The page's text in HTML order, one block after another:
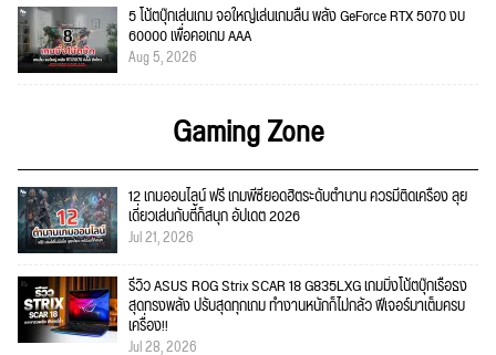
5 โน้ตบุ๊กเล่นเกม จอใหญ่เล่นเกมลื่น พลัง GeForce RTX 5070 งบ
60000 เพื่อคอเกม AAA
Aug 5, 2026
Gaming Zone
12 เกมออนไลน์ ฟรี เกมพีซียอดฮิตระดับตำนาน ควรมีติดเครื่อง ลุย
เดี่ยวเล่นกับตี้ก็สนุก อัปเดต 2026
Jul 21, 2026
รีวิว ASUS ROG Strix SCAR 18 G835LXG เกมมิ่งโน้ตบุ๊กเรือธง
สุดทรงพลัง ปรับสุดทุกเกม ทำงานหนักก็ไม่กลัว ฟีเจอร์มาเต็มครบ
เครื่อง!!
Jul 28, 2026